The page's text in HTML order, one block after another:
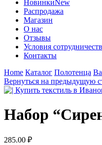
НовинкиNew
Распродажа
Магазин
О нас
Отзывы
Условия
Контакты
Home Каталог Полотенца
Вернуться на предыдущую
Набор
285.00 ₽